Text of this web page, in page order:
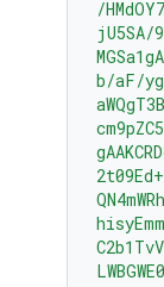
/
jU5SA/
b/aF/